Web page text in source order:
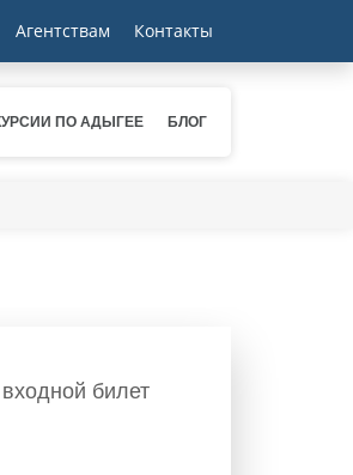
Агентствам Контакты
ПО АДЫГЕЕ БЛОГ
билет